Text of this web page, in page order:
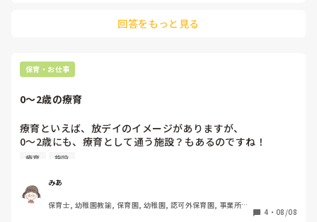
回答をもっと見る
保育・お仕事
0〜2歳の療育
療育といえば、放デイのイメージがありますが、
0〜2歳にも、療育として通う施設？もあるのですね！
恥ずかしながら最近知りました。
繋がる…という形かと思います。
そのような施設、みなさんの地域にもありますか？
療育 施設
みあ
保育士, 幼稚園教諭, 保育園, 幼稚園, 認可外保育園, 事業所内
4 ・ 08/08